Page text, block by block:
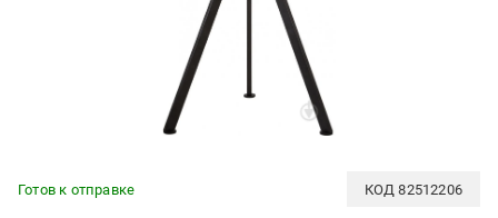
Готов к отправке КОД82512206